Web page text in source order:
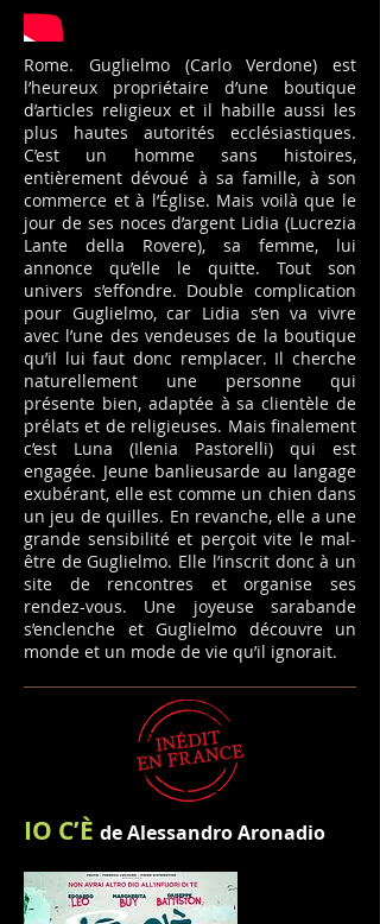
Rome. Guglielmo (Carlo Verdone) est
l’heureux propriétaire d’une boutique
d’articles religieux et il habille aussi les
plus hautes autorités ecclésiastiques.
C’est un homme sans histoires,
entièrement dévoué à sa famille, à son
commerce et à l’Église. Mais voilà que le
jour de ses noces d’argent Lidia (Lucrezia
Lante della Rovere), sa femme, lui
annonce qu’elle le quitte. Tout son
univers s’effondre. Double complication
pour Guglielmo, car Lidia s’en va vivre
avec l’une des vendeuses de la boutique
qu’il lui faut donc remplacer. Il cherche
naturellement une personne qui
présente bien, adaptée à sa clientèle de
prélats et de religieuses. Mais finalement
c’est Luna (Ilenia Pastorelli) qui est
engagée. Jeune banlieusarde au langage
exubérant, elle est comme un chien dans
un jeu de quilles. En revanche, elle a une
grande sensibilité et perçoit vite le mal-
être de Guglielmo. Elle l’inscrit donc à un
site de rencontres et organise ses
rendez-vous. Une joyeuse sarabande
s’enclenche et Guglielmo découvre un
monde et un mode de vie qu’il ignorait.
IO C’È de Alessandro Aronadio